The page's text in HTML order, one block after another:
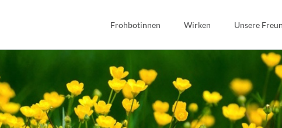
Frohbotinnen
Geschichte
Wir Frohbotinnen
Frohbotin werden
Wirken
Bildung
Fonds Sauerteig
Soziales
Unsere